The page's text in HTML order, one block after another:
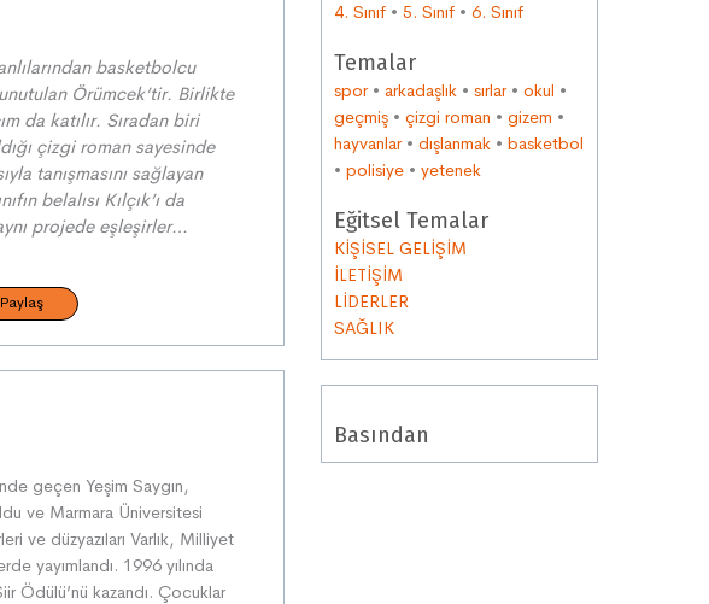
basketbolcu
Örümcek’tir. Birlikte
da katılır. Sıradan biri
çizgi roman sayesinde
tanışmasını sağlayan
belalısı Kılçık’ı da
projede eşleşirler…
geçen Yeşim Saygın,
ve Marmara Üniversitesi
ve düzyazıları Varlık, Milliyet
yayımlandı. 1996 yılında
Ödülü’nü kazandı. Çocuklar
4. Sınıf • 5. Sınıf • 6. Sınıf
Temalar
spor• arkadaşlık • sırlar• okul •
geçmiş • çizgi roman • gizem •
hayvanlar• dışlanmak • basketbol
• polisiye • yetenek
Eğitsel Temalar
KİŞİSEL GELİŞİM
İLETİŞİM
LİDERLER
SAĞLIK
Basından